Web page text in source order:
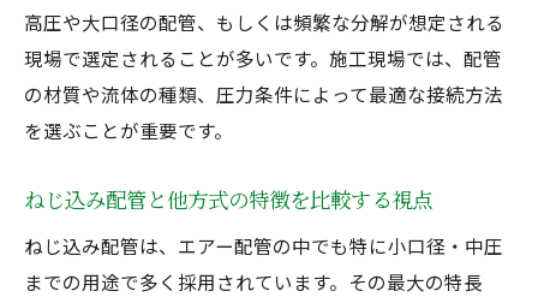
高圧や大口径の配管、もしくは頻繁な分解が想定される
現場で選定されることが多いです。施工現場では、配管
の材質や流体の種類、圧力条件によって最適な接続方法
を選ぶことが重要です。
ねじ込み配管と他方式の特徴を比較する視点
ねじ込み配管は、エアー配管の中でも特に小口径・中圧
までの用途で多く採用されています。その最大の特長